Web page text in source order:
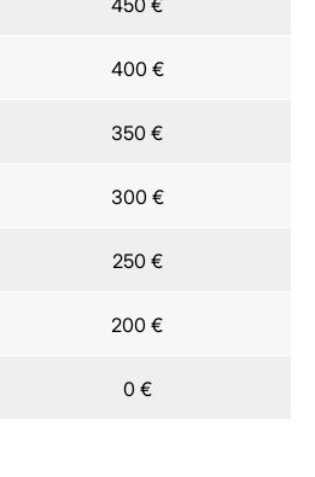
450 €
400 €
350 €
300 €
250 €
200 €
0 €